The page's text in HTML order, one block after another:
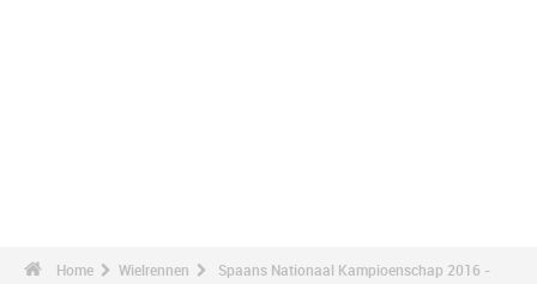
Home Wielrennen
Spaans Nationaal Kampioenschap 2016 -